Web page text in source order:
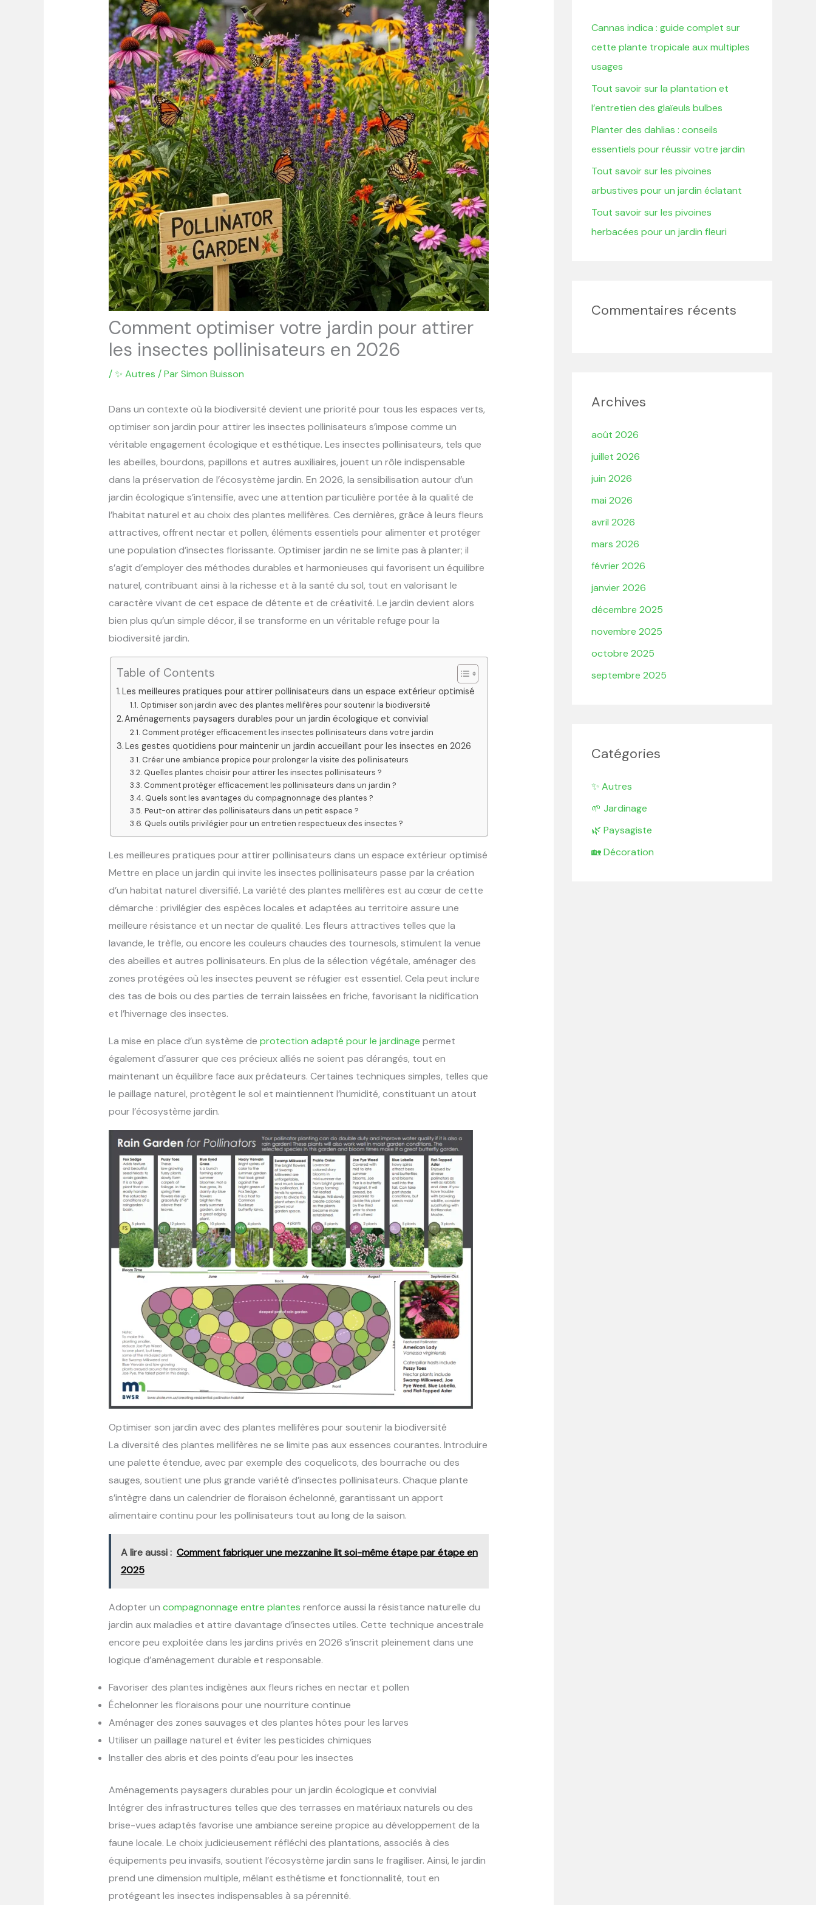
Comment optimiser votre jardin pour attirer
les insectes pollinisateurs en 2026
/✨ Autres / ParSimon Buisson
Dans un contexte où la biodiversité devient une priorité pour tous les espaces verts,
optimiser son jardin pour attirer les insectes pollinisateurs s’impose comme un
véritable engagement écologique et esthétique. Les insectes pollinisateurs, tels que
les abeilles, bourdons, papillons et autres auxiliaires, jouent un rôle indispensable
dans la préservation de l’écosystème jardin. En 2026, la sensibilisation autour d’un
jardin écologique s’intensifie, avec une attention particulière portée à la qualité de
l’habitat naturel et au choix des plantes mellifères. Ces dernières, grâce à leurs fleurs
attractives, offrent nectar et pollen, éléments essentiels pour alimenter et protéger
une population d’insectes florissante. Optimiser jardin ne se limite pas à planter; il
s’agit d’employer des méthodes durables et harmonieuses qui favorisent un équilibre
naturel, contribuant ainsi à la richesse et à la santé du sol, tout en valorisant le
caractère vivant de cet espace de détente et de créativité. Le jardin devient alors
bien plus qu’un simple décor, il se transforme en un véritable refuge pour la
biodiversité jardin.
Table of Contents
Les meilleures pratiques pour attirer pollinisateurs dans un espace extérieur optimisé
Optimiser son jardin avec des plantes mellifères pour soutenir la biodiversité
Aménagements paysagers durables pour un jardin écologique et convivial
Comment protéger efficacement les insectes pollinisateurs dans votre jardin
Les gestes quotidiens pour maintenir un jardin accueillant pour les insectes en 2026
Créer une ambiance propice pour prolonger la visite des pollinisateurs
Quelles plantes choisir pour attirer les insectes pollinisateurs ?
Comment protéger efficacement les pollinisateurs dans un jardin ?
Quels sont les avantages du compagnonnage des plantes ?
Peut-on attirer des pollinisateurs dans un petit espace ?
Quels outils privilégier pour un entretien respectueux des insectes ?
Les meilleures pratiques pour attirer pollinisateurs dans un espace extérieur optimisé
Mettre en place un jardin qui invite les insectes pollinisateurs passe par la création
d’un habitat naturel diversifié. La variété des plantes mellifères est au cœur de cette
démarche : privilégier des espèces locales et adaptées au territoire assure une
meilleure résistance et un nectar de qualité. Les fleurs attractives telles que la
lavande, le trèfle, ou encore les couleurs chaudes des tournesols, stimulent la venue
des abeilles et autres pollinisateurs. En plus de la sélection végétale, aménager des
zones protégées où les insectes peuvent se réfugier est essentiel. Cela peut inclure
des tas de bois ou des parties de terrain laissées en friche, favorisant la nidification
et l’hivernage des insectes.
La mise en place d’un système de protection adapté pour le jardinage permet
également d’assurer que ces précieux alliés ne soient pas dérangés, tout en
maintenant un équilibre face aux prédateurs. Certaines techniques simples, telles que
le paillage naturel, protègent le sol et maintiennent l’humidité, constituant un atout
pour l’écosystème jardin.
Optimiser son jardin avec des plantes mellifères pour soutenir la biodiversité
La diversité des plantes mellifères ne se limite pas aux essences courantes. Introduire
une palette étendue, avec par exemple des coquelicots, des bourrache ou des
sauges, soutient une plus grande variété d’insectes pollinisateurs. Chaque plante
s’intègre dans un calendrier de floraison échelonné, garantissant un apport
alimentaire continu pour les pollinisateurs tout au long de la saison.
A lire aussi : Comment fabriquer une mezzanine lit soi-même étape par étape en
2025
Adopter un compagnonnage entre plantes renforce aussi la résistance naturelle du
jardin aux maladies et attire davantage d’insectes utiles. Cette technique ancestrale
encore peu exploitée dans les jardins privés en 2026 s’inscrit pleinement dans une
logique d’aménagement durable et responsable.
Favoriser des plantes indigènes aux fleurs riches en nectar et pollen
Échelonner les floraisons pour une nourriture continue
Aménager des zones sauvages et des plantes hôtes pour les larves
Utiliser un paillage naturel et éviter les pesticides chimiques
Installer des abris et des points d’eau pour les insectes
Aménagements paysagers durables pour un jardin écologique et convivial
Intégrer des infrastructures telles que des terrasses en matériaux naturels ou des
brise-vues adaptés favorise une ambiance sereine propice au développement de la
faune locale. Le choix judicieusement réfléchi des plantations, associés à des
équipements peu invasifs, soutient l’écosystème jardin sans le fragiliser. Ainsi, le jardin
prend une dimension multiple, mêlant esthétisme et fonctionnalité, tout en
protégeant les insectes indispensables à sa pérennité.
c
h
e
r
:
Cannas indica : guide complet sur
cette plante tropicale aux multiples
usages
Tout savoir sur la plantation et
l’entretien des glaïeuls bulbes
Planter des dahlias : conseils
essentiels pour réussir votre jardin
Tout savoir sur les pivoines
arbustives pour un jardin éclatant
Tout savoir sur les pivoines
herbacées pour un jardin fleuri
Commentaires récents
Archives
août 2026
juillet 2026
juin 2026
mai 2026
avril 2026
mars 2026
février 2026
janvier 2026
décembre 2025
novembre 2025
octobre 2025
septembre 2025
Catégories
✨ Autres
🌱 Jardinage
🌿 Paysagiste
🏡 Décoration